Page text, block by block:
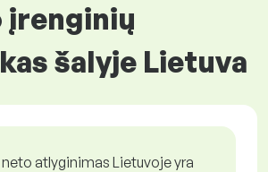
įrenginių
šalyje Lietuva
atlyginimas Lietuvoje yra